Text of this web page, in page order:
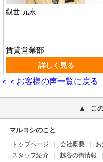
觀世 元永
賃貸営業部
詳しく見る
＜＜お客様の声一覧に戻る
こ
マルヨシのこと
トップページ 会社概要
スタッフ紹介
越谷の街情報